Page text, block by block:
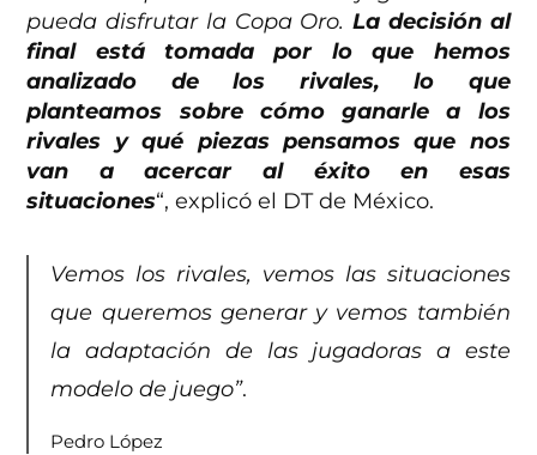
pueda disfrutar la Copa Oro.La decisión al
final está tomada por lo que hemos
analizado de los rivales, lo que
planteamos sobre cómo ganarle a los
rivales y qué piezas pensamos que nos
van a acercar al éxito en esas
situaciones“, explicó el DT de México.
Vemos los rivales, vemos las situaciones
que queremos generar y vemos también
la adaptación de las jugadoras a este
modelo de juego”.
Pedro López